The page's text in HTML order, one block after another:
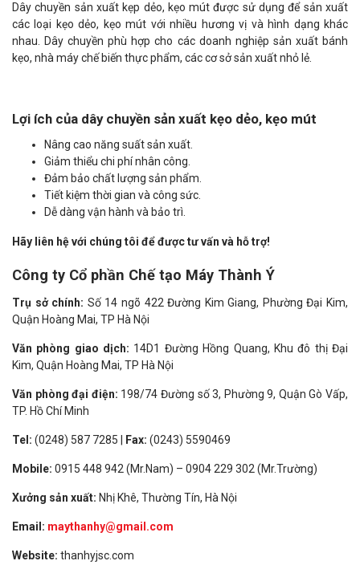
Dây chuyền sản xuất kẹp dẻo, kẹo mút được sử dụng để sản xuất
các loại kẹo dẻo, kẹo mút với nhiều hương vị và hình dạng khác
nhau. Dây chuyền phù hợp cho các doanh nghiệp sản xuất bánh
kẹo, nhà máy chế biến thực phẩm, các cơ sở sản xuất nhỏ lẻ.
Lợi ích của dây chuyền sản xuất kẹo dẻo, kẹo mút
Nâng cao năng suất sản xuất.
Giảm thiểu chi phí nhân công.
Đảm bảo chất lượng sản phẩm.
Tiết kiệm thời gian và công sức.
Dễ dàng vận hành và bảo trì.
Hãy liên hệ với chúng tôi để được tư vấn và hỗ trợ!
Công ty Cổ phần Chế tạo Máy Thành Ý
Trụ sở chính: Số 14 ngõ 422 Đường Kim Giang, Phường Đại Kim,
Quận Hoàng Mai, TP Hà Nội
Văn phòng giao dịch: 14D1 Đường Hồng Quang, Khu đô thị Đại
Kim, Quận Hoàng Mai, TP Hà Nội
Văn phòng đại điện: 198/74 Đường số 3, Phường 9, Quận Gò Vấp,
TP. Hồ Chí Minh
Tel: (0248) 587 7285 | Fax: (0243) 5590469
Mobile: 0915 448 942 (Mr.Nam) – 0904 229 302 (Mr.Trường)
Xưởng sản xuất: Nhị Khê, Thường Tín, Hà Nội
Email: maythanhy@gmail.com
Website: thanhyjsc.com